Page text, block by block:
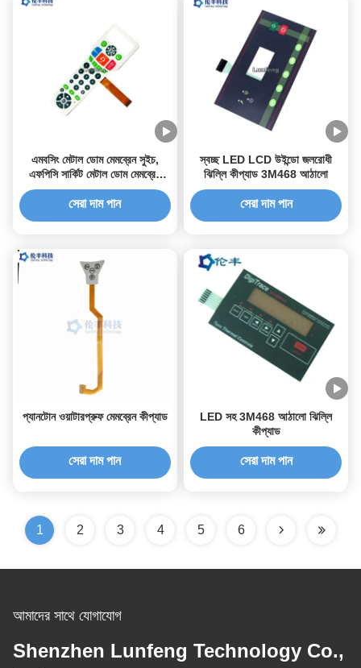
এমবসিং মেটাল ডোম মেমব্রেন সুইচ,
এফপিসি সার্কিট মেটাল ডোম মেমব্রেন
কীপ্যাড
সেরা দাম পান
স্বচ্ছ LED LCD উইন্ডো জলরোধী
ঝিল্লি কীপ্যাড 3M468 আঠালো
সেরা দাম পান
প্যানটোন ওয়াটারপ্রুফ মেমব্রেন কীপ্যাড
সেরা দাম পান
LED সহ 3M468 আঠালো ঝিল্লি
কীপ্যাড
সেরা দাম পান
1 2 3 4 5 6
আমাদের সাথে যোগাযোগ
Shenzhen Lunfeng Technology Co.,